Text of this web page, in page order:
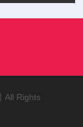
All Rights